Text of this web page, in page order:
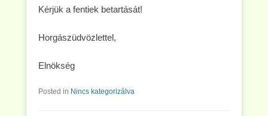
Kérjük a fentiek betartását!
Horgászüdvözlettel,
Elnökség
Posted in Nincs kategorizálva